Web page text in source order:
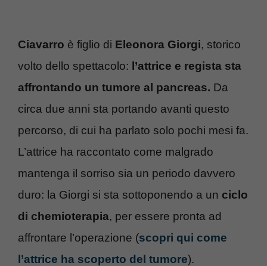
Ciavarro è figlio di Eleonora Giorgi, storico
volto dello spettacolo: l’attrice e regista sta
affrontando un tumore al pancreas. Da
circa due anni sta portando avanti questo
percorso, di cui ha parlato solo pochi mesi fa.
L’attrice ha raccontato come malgrado
mantenga il sorriso sia un periodo davvero
duro: la Giorgi si sta sottoponendo a un ciclo
di chemioterapia, per essere pronta ad
affrontare l’operazione (scopri qui come
l’attrice ha scoperto del tumore).